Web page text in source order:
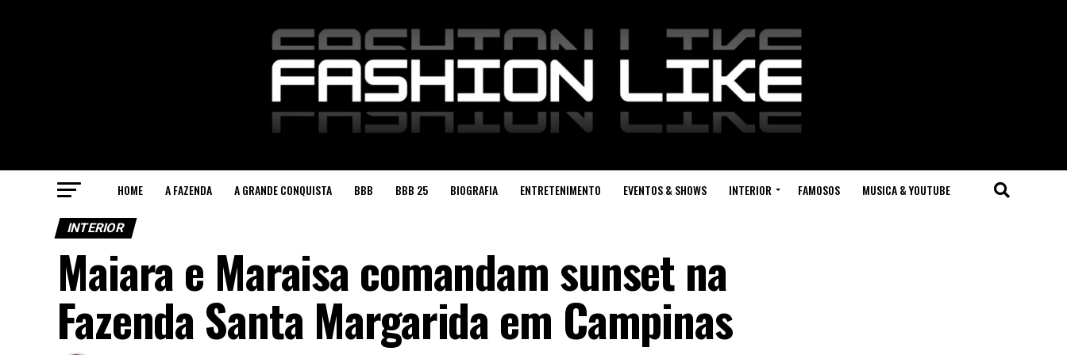
HOME A FAZENDA A GRANDE CONQUISTA BBB BBB 25 BIOGRAFIA ENTRETENIMENTO EVENTOS & SHOWS INTERIOR FAMOSOS MUSICA & YOUTUBE
INTERIOR
Maiara e Maraisa comandam sunset na
Fazenda Santa Margarida em Campinas